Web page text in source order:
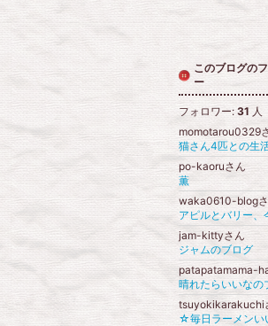
このブログの
ー
フォロワー: 31 人
momotarou0329
po-kaoruさん
薫
waka0610-blog
jam-kittyさん
ジャムのブログ
patapatamama-
晴れたらいいなの
tsuyokikarakuchi